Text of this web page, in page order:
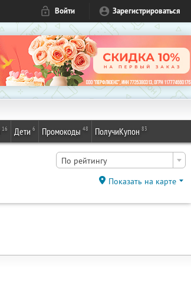
Войти Зарегистрироваться
16 Дети 6 Промокоды 48 ПолучиКупон 83
По рейтингу
Показать на карте